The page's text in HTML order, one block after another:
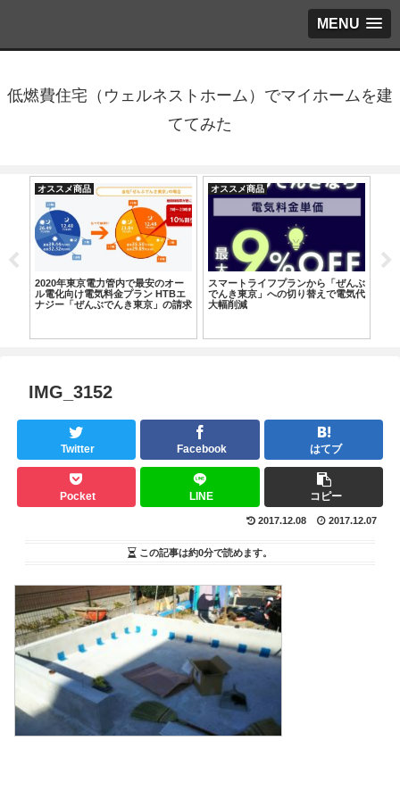
MENU
低燃費住宅（ウェルネストホーム）でマイホームを建
ててみた
オススメ商品
2020年東京電力管内で最安のオー
ル電化向け電気料金プラン HTBエ
ナジー「ぜんぶでんき東京」の請求
オススメ商品
スマートライフプランから「ぜんぶ
でんき東京」への切り替えで電気代
大幅削減
IMG_3152
Twitter Facebook はてブ
Pocket LINE コピー
2017.12.08 2017.12.07
この記事は約0分で読めます。